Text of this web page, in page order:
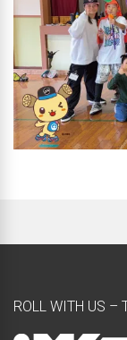
ROLL WITH US –